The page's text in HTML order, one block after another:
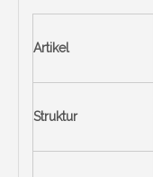
Artikel
Struktur